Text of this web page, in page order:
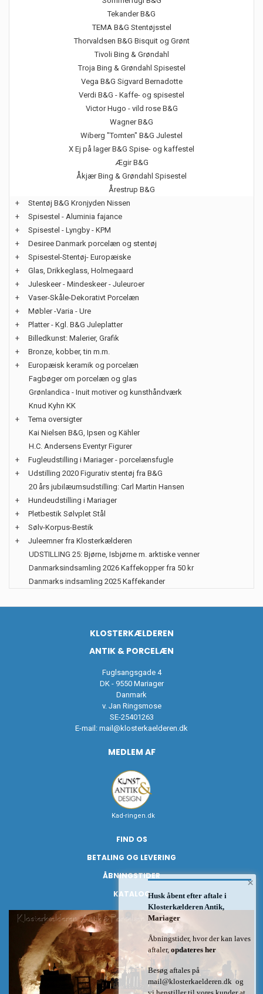
Tekander B&G
TEMA B&G Stentøjsstel
Thorvaldsen B&G Bisquit og Grønt
Tivoli Bing & Grøndahl
Troja Bing & Grøndahl Spisestel
Vega B&G Sigvard Bernadotte
Verdi B&G - Kaffe- og spisestel
Victor Hugo - vild rose B&G
Wagner B&G
Wiberg "Tomten" B&G Julestel
X Ej på lager B&G Spise- og kaffestel
Ægir B&G
Åkjær Bing & Grøndahl Spisestel
Årestrup B&G
+
Stentøj B&G Kronjyden Nissen
+
Spisestel - Aluminia fajance
+
Spisestel - Lyngby - KPM
+
Desiree Danmark porcelæn og stentøj
+
Spisestel-Stentøj- Europæiske
+
Glas, Drikkeglass, Holmegaard
+
Juleskeer - Mindeskeer - Juleuroer
+
Vaser-Skåle-Dekorativt Porcelæn
+
Møbler -Varia - Ure
+
Platter - Kgl. B&G Juleplatter
+
Billedkunst: Malerier, Grafik
+
Bronze, kobber, tin m.m.
+
Europæisk keramik og porcelæn
Fagbøger om porcelæn og glas
Grønlandica - Inuit motiver og kunsthåndværk
Knud Kyhn KK
+
Tema oversigter
Kai Nielsen B&G, Ipsen og Kähler
H.C. Andersens Eventyr Figurer
+
Fugleudstilling i Mariager - porcelænsfugle
+
Udstilling 2020 Figurativ stentøj fra B&G
20 års jubilæumsudstilling: Carl Martin Hansen
+
Hundeudstilling i Mariager
+
Pletbestik Sølvplet Stål
+
Sølv-Korpus-Bestik
+
Juleemner fra Klosterkælderen
UDSTILLING 25: Bjørne, Isbjørne m. arktiske venner
Danmarksindsamling 2026 Kaffekopper fra 50 kr
Danmarks indsamling 2025 Kaffekander
KLOSTERKÆLDEREN
ANTIK & PORCELÆN
Fuglsangsgade 4
DK - 9550 Mariager
Danmark
v. Jan Ringsmose
SE-25401263
E-mail: mail@klosterkaelderen.dk
MEDLEM AF
Kad-ringen.dk
FIND OS
BETALING OG LEVERING
ÅBNINGSTIDER
KATALOG
×
Husk åbent efter aftale i
Klosterkælderen Antik,
Mariager
Åbningstider, hvor der kan laves
aftaler, opdateres her
Besøg aftales på
mail@klosterkaelderen.dk og